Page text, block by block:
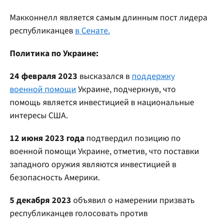
Макконнелл является самым длинным пост лидера
республиканцевв Сенате.
Политика по Украине:
24 февраля 2023 высказался вподдержку
военной помощиУкраине, подчеркнув, что
помощь является инвестицией в национальные
интересы США.
12 июня 2023 года подтвердил позицию по
военной помощи Украине, отметив, что поставки
западного оружия являются инвестицией в
безопасность Америки.
5 декабря 2023 объявил о намерении призвать
республиканцев голосовать против